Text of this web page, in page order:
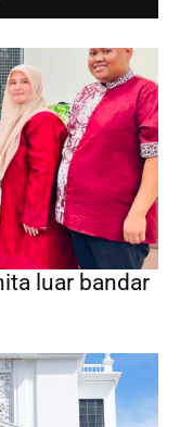
luar bandar